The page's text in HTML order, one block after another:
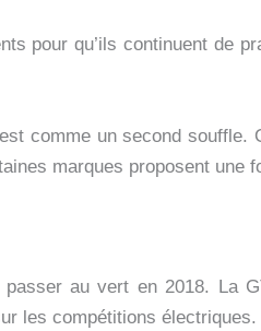
pour qu’ils continuent de
comme un second souffle.
marques proposent une
au vert en 2018. La
les compétitions électriques.